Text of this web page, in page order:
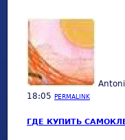
18:05 PERMALINK
ГДЕ КУПИТЬ